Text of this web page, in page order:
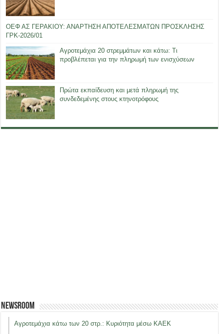
ΟΕΦ ΑΣ ΓΕΡΑΚΙΟΥ: ΑΝΑΡΤΗΣΗ ΑΠΟΤΕΛΕΣΜΑΤΩΝ ΠΡΟΣΚΛΗΣΗΣ
ΓΡΚ-2026/01
Αγροτεμάχια 20 στρεμμάτων και κάτω: Τι
προβλέπεται για την πληρωμή των ενισχύσεων
Πρώτα εκπαίδευση και μετά πληρωμή της
συνδεδεμένης στους κτηνοτρόφους
Newsroom
Αγροτεμάχια κάτω των 20 στρ.: Κυριότητα μέσω ΚΑΕΚ